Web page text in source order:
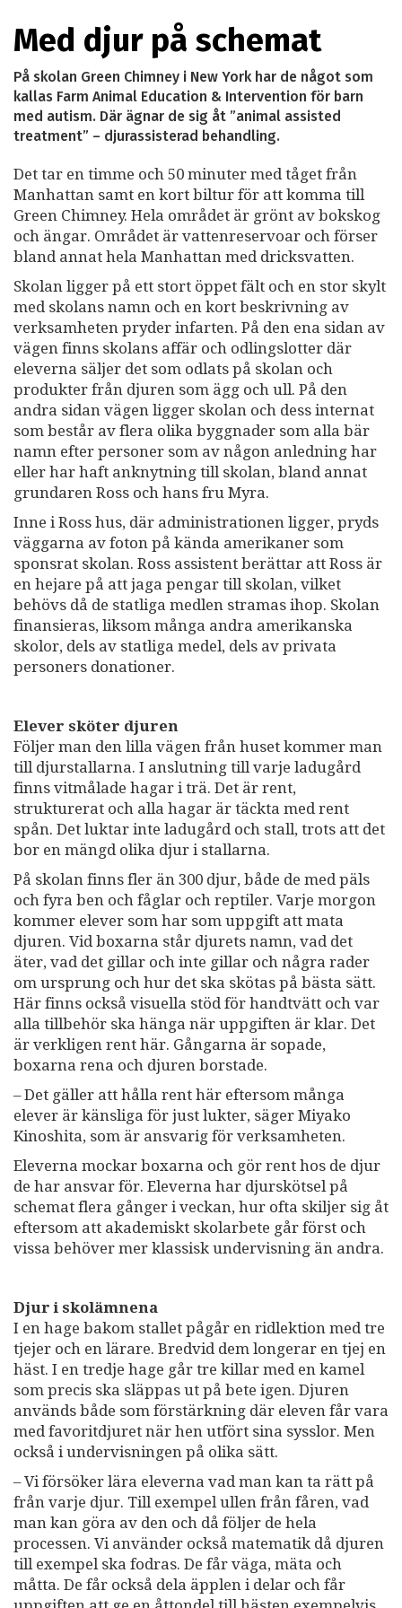
Med djur på schemat
På skolan Green Chimney i New York har de något som
kallas Farm Animal Education & Intervention för barn
med autism. Där ägnar de sig åt ”animal assisted
treatment” – djurassisterad behandling.
Det tar en timme och 50 minuter med tåget från
Manhattan samt en kort biltur för att komma till
Green Chimney. Hela området är grönt av bokskog
och ängar. Området är vattenreservoar och förser
bland annat hela Manhattan med dricksvatten.
Skolan ligger på ett stort öppet fält och en stor skylt
med skolans namn och en kort beskrivning av
verksamheten pryder infarten. På den ena sidan av
vägen finns skolans affär och odlingslotter där
eleverna säljer det som odlats på skolan och
produkter från djuren som ägg och ull. På den
andra sidan vägen ligger skolan och dess internat
som består av flera olika byggnader som alla bär
namn efter personer som av någon anledning har
eller har haft anknytning till skolan, bland annat
grundaren Ross och hans fru Myra.
Inne i Ross hus, där administrationen ligger, pryds
väggarna av foton på kända amerikaner som
sponsrat skolan. Ross assistent berättar att Ross är
en hejare på att jaga pengar till skolan, vilket
behövs då de statliga medlen stramas ihop. Skolan
finansieras, liksom många andra amerikanska
skolor, dels av statliga medel, dels av privata
personers donationer.
Elever sköter djuren
Följer man den lilla vägen från huset kommer man
till djurstallarna. I anslutning till varje ladugård
finns vitmålade hagar i trä. Det är rent,
strukturerat och alla hagar är täckta med rent
spån. Det luktar inte ladugård och stall, trots att det
bor en mängd olika djur i stallarna.
På skolan finns fler än 300 djur, både de med päls
och fyra ben och fåglar och reptiler. Varje morgon
kommer elever som har som uppgift att mata
djuren. Vid boxarna står djurets namn, vad det
äter, vad det gillar och inte gillar och några rader
om ursprung och hur det ska skötas på bästa sätt.
Här finns också visuella stöd för handtvätt och var
alla tillbehör ska hänga när uppgiften är klar. Det
är verkligen rent här. Gångarna är sopade,
boxarna rena och djuren borstade.
– Det gäller att hålla rent här eftersom många
elever är känsliga för just lukter, säger Miyako
Kinoshita, som är ansvarig för verksamheten.
Eleverna mockar boxarna och gör rent hos de djur
de har ansvar för. Eleverna har djurskötsel på
schemat flera gånger i veckan, hur ofta skiljer sig åt
eftersom att akademiskt skolarbete går först och
vissa behöver mer klassisk undervisning än andra.
Djur i skolämnena
I en hage bakom stallet pågår en ridlektion med tre
tjejer och en lärare. Bredvid dem longerar en tjej en
häst. I en tredje hage går tre killar med en kamel
som precis ska släppas ut på bete igen. Djuren
används både som förstärkning där eleven får vara
med favoritdjuret när hen utfört sina sysslor. Men
också i undervisningen på olika sätt.
– Vi försöker lära eleverna vad man kan ta rätt på
från varje djur. Till exempel ullen från fåren, vad
man kan göra av den och då följer de hela
processen. Vi använder också matematik då djuren
till exempel ska fodras. De får väga, mäta och
måtta. De får också dela äpplen i delar och får